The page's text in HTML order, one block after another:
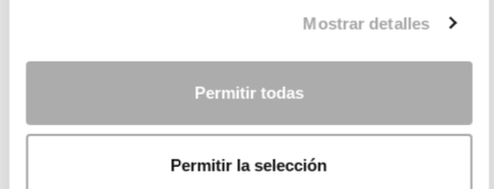
Mostrar detalles
Permitir todas
Permitir la selección
AZIENDA